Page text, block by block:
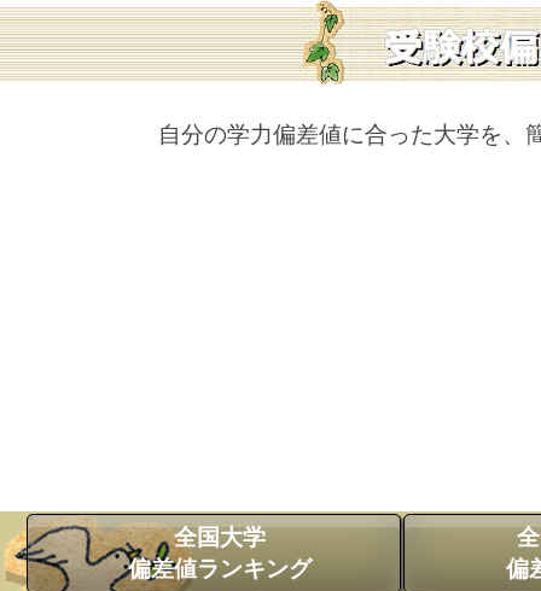
自分の学力偏差値に合った大学を、
全国大学
偏差値ランキング
偏